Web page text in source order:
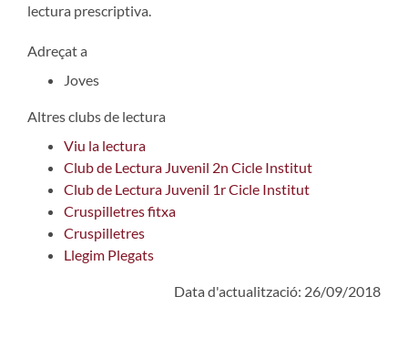
lectura prescriptiva.
Adreçat a
Joves
Altres clubs de lectura
Viu la lectura
Club de Lectura Juvenil 2n Cicle Institut
Club de Lectura Juvenil 1r Cicle Institut
Cruspilletres fitxa
Cruspilletres
Llegim Plegats
Data d'actualització: 26/09/2018